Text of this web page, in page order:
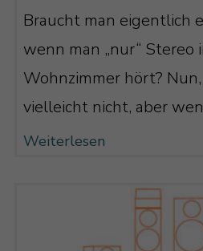
Braucht man eigentlich
wenn man „nur“ Stereo
Wohnzimmer hört? Nun,
vielleicht nicht, aber
Weiterlesen